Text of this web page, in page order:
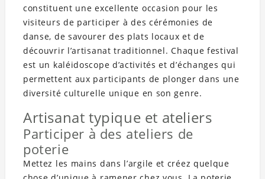
constituent une excellente occasion pour les
visiteurs de participer à des cérémonies de
danse, de savourer des plats locaux et de
découvrir l’artisanat traditionnel. Chaque festival
est un kaléidoscope d’activités et d’échanges qui
permettent aux participants de plonger dans une
diversité culturelle unique en son genre.
Artisanat typique et ateliers
Participer à des ateliers de
poterie
Mettez les mains dans l’argile et créez quelque